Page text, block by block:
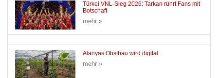
Türkei VNL-Sieg 2026: Tarkan rührt Fans mit
Botschaft
mehr »
Alanyas Obstbau wird digital
mehr »